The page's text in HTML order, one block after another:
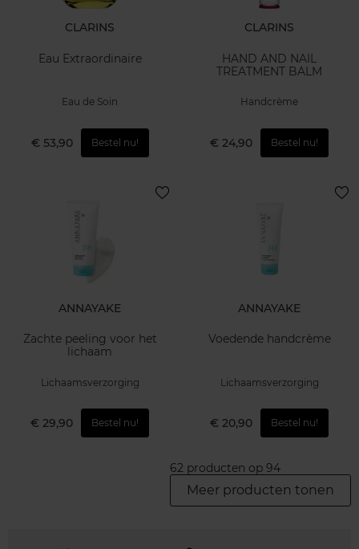
CLARINS
Eau Extraordinaire
Eau de Soin
€ 53,90 Bestel nu!
CLARINS
HAND AND NAIL
TREATMENT BALM
Handcrème
€ 24,90 Bestel nu!
ANNAYAKE
Zachte peeling voor het
lichaam
Lichaamsverzorging
€ 29,90 Bestel nu!
ANNAYAKE
Voedende handcrème
Lichaamsverzorging
€ 20,90 Bestel nu!
62 producten op 94
Meer producten tonen